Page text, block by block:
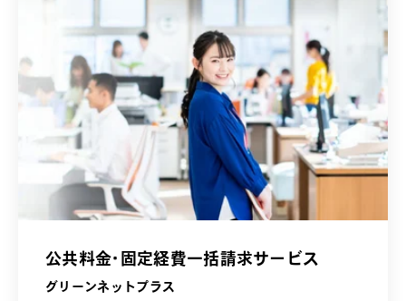
公共料金・固定経費一括請求サービス
グリーンネットプラス